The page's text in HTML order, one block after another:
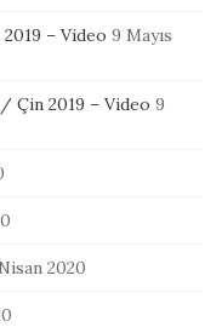
– Video 9 Mayıs
Çin 2019 – Video 9
2020